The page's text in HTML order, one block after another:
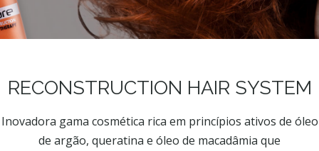
RECONSTRUCTION HAIR SYSTEM
Inovadora gama cosmética rica em princípios ativos de óleo
de argão, queratina e óleo de macadâmia que